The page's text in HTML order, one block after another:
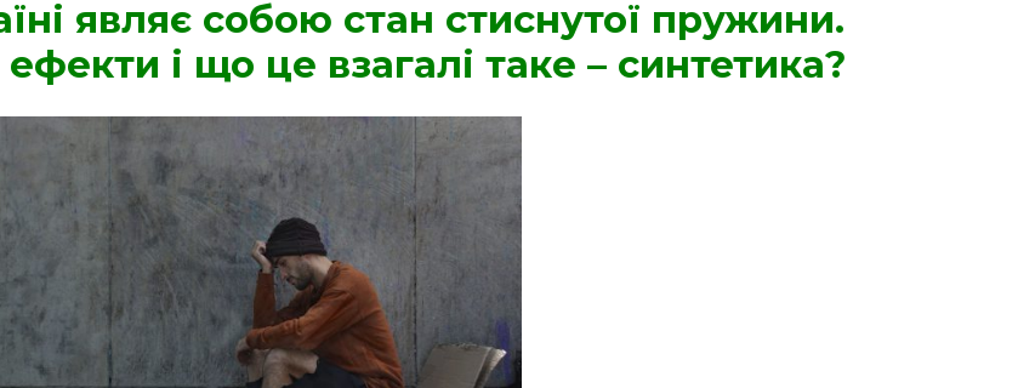
являє собою стан стиснутої пружини.
і що це взагалі таке – синтетика?